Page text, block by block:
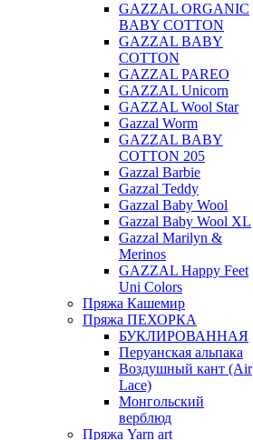
GAZZAL ORGANIC
BABY COTTON
GAZZAL BABY
COTTON
GAZZAL PAREO
GAZZAL Unicorn
GAZZAL Wool Star
Gazzal Worm
GAZZAL BABY
COTTON 205
Gazzal Barbie
Gazzal Teddy
Gazzal Baby Wool
Gazzal Baby Wool XL
Gazzal Marilyn &
Merinos
GAZZAL Happy Feet
Uni Colors
Пряжа Кашемир
Пряжа ПЕХОРКА
БУКЛИРОВАННАЯ
Перуанская альпака
Воздушный кант (Air
Lace)
Монгольский
верблюд
Пряжа Yarn art